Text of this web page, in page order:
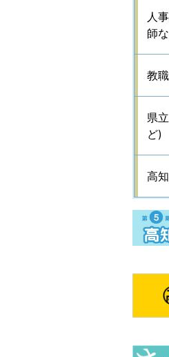
人
師
教
県
ど)
高